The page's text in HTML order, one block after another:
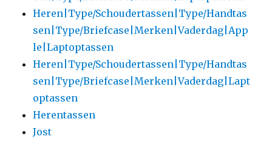
Heren|Type/Schoudertassen|Type/Handtas
sen|Type/Briefcase|Merken|Vaderdag|App
le|Laptoptassen
Heren|Type/Schoudertassen|Type/Handtas
sen|Type/Briefcase|Merken|Vaderdag|Lapt
optassen
Herentassen
Jost